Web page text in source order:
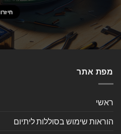
מפת אתר
ראשי
הוראות שימוש בסוללות ליתיום